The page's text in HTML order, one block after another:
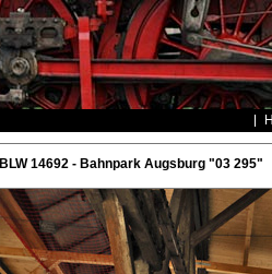
BLW 14692 - Bahnpark Augsburg "03 295"